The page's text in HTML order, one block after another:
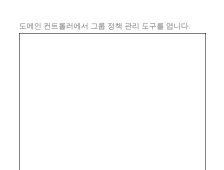
도메인 컨트롤러에서 그룹 정책 관리 도구를 엽니다.